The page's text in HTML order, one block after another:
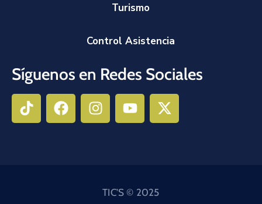
Turismo
Control Asistencia
Síguenos en Redes Sociales
TIC'S © 2025